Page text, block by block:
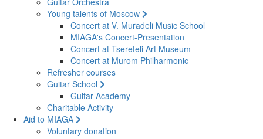
Young talents of Moscow
Concert at V. Muradeli Music School
MIAGA's Concert-Presentation
Concert at Tsereteli Art Museum
Concert at Murom Philharmonic
Refresher courses
Guitar School
Guitar Academy
Charitable Activity
Aid to MIAGA
Voluntary donation